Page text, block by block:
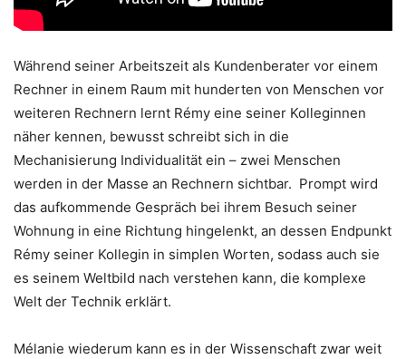
Während seiner Arbeitszeit als Kundenberater vor einem
Rechner in einem Raum mit hunderten von Menschen vor
weiteren Rechnern lernt Rémy eine seiner Kolleginnen
näher kennen, bewusst schreibt sich in die
Mechanisierung Individualität ein – zwei Menschen
werden in der Masse an Rechnern sichtbar. Prompt wird
das aufkommende Gespräch bei ihrem Besuch seiner
Wohnung in eine Richtung hingelenkt, an dessen Endpunkt
Rémy seiner Kollegin in simplen Worten, sodass auch sie
es seinem Weltbild nach verstehen kann, die komplexe
Welt der Technik erklärt.
Mélanie wiederum kann es in der Wissenschaft zwar weit